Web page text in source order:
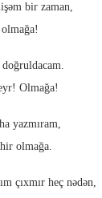
bir zaman,
Olmağa!
yazmıram,
olmağa.
çıxmır heç nədən,